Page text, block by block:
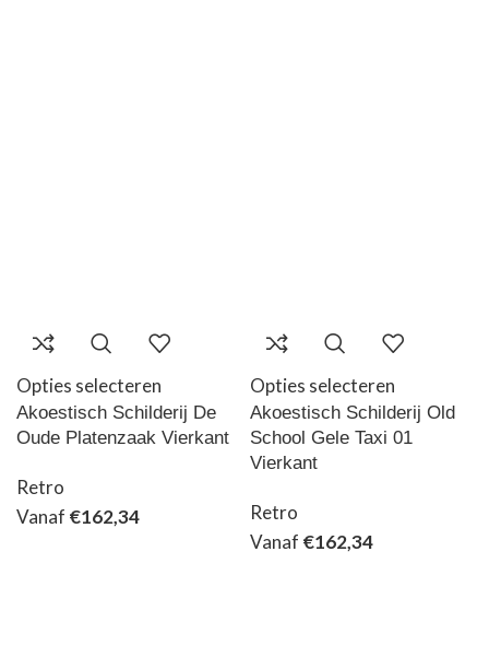
Opties selecteren
Akoestisch Schilderij De
Oude Platenzaak Vierkant
Retro
Vanaf €162,34
Opties selecteren
Akoestisch Schilderij Old
School Gele Taxi 01
Vierkant
Retro
Vanaf €162,34